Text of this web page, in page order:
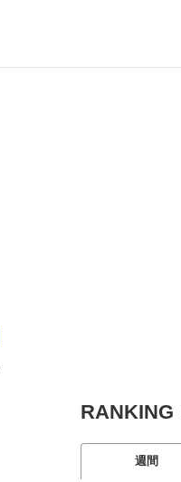
RANKING
週間